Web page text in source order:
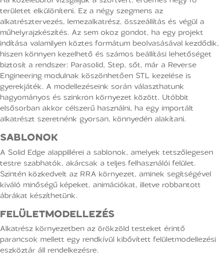
területet elkülöníteni. Ez a négy szegmens az
alkatrésztervezés, lemezalkatrész, összeállítás és végül a
műhelyrajzkészítés. Az sem okoz gondot, ha egy projekt
indítása valamilyen köztes formátum beolvasásával kezdődik,
hiszen könnyen kezelhető és számos beállítási lehetőséget
biztosít a rendszer: Parasolid, Step, sőt, már a Reverse
Engineering modulnak köszönhetően STL kezelése is
gyerekjáték. A modellezéseink során választhatunk
hagyományos és szinkron környezet között. Utóbbit
elsősorban akkor célszerű használni, ha egy importált
alkatrészt szeretnénk gyorsan, könnyedén alakítani.
SABLONOK
A Solid Edge alappillérei a sablonok, amelyek tetszőlegesen
testre szabhatók, akárcsak a teljes felhasználói felület.
Szintén közkedvelt az RRA környezet, aminek segítségével
kiváló minőségű képeket, animációkat, illetve robbantott
ábrákat készíthetünk.
FELÜLETMODELLEZÉS
Alkatrész környezetben az örökzöld testeket érintő
parancsok mellett egy rendkívül kibővített felületmodellezési
eszköztár áll rendelkezésre.